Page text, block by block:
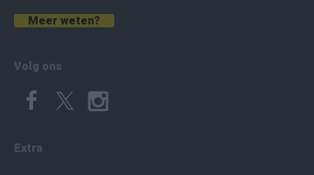
Meer weten?
Volg ons
Extra